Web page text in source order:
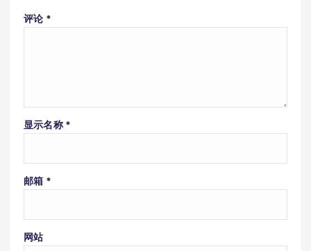
评论 *
显示名称 *
邮箱 *
网站